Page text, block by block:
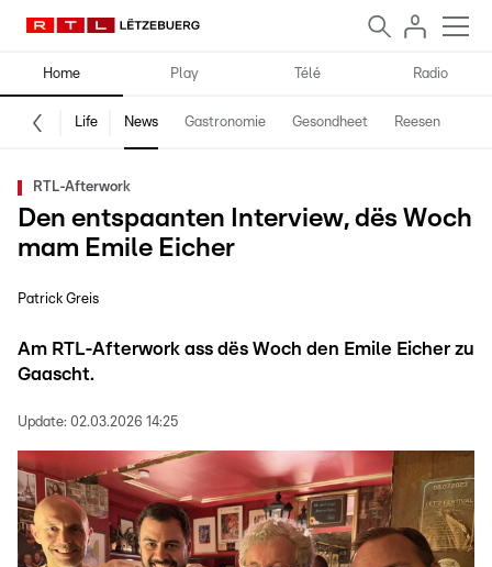
Home Play Télé Radio
Life News Gastronomie Gesondheet Reesen
RTL-Afterwork
Den entspaanten Interview, dës Woch
mam Emile Eicher
Patrick Greis
Am RTL-Afterwork ass dës Woch den Emile Eicher zu
Gaascht.
Update: 02.03.2026 14:25